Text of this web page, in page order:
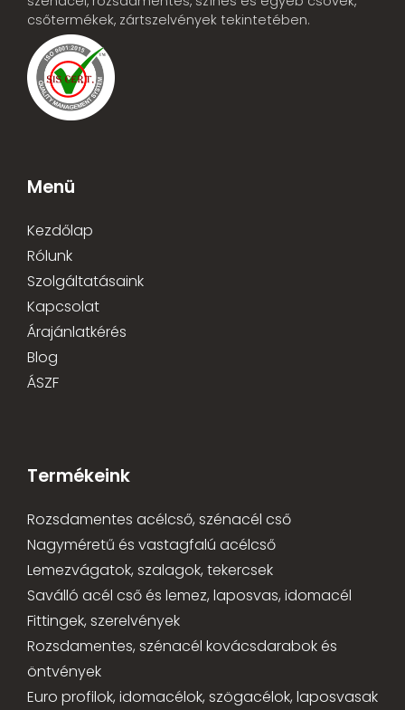
csőtermékek, zártszelvények tekintetében.
Menü
Kezdőlap
Rólunk
Szolgáltatásaink
Kapcsolat
Árajánlatkérés
Blog
ÁSZF
Termékeink
Rozsdamentes acélcső, szénacél cső
Nagyméretű és vastagfalú acélcső
Lemezvágatok, szalagok, tekercsek
Saválló acél cső és lemez, laposvas, idomacél
Fittingek, szerelvények
Rozsdamentes, szénacél kovácsdarabok és
öntvények
Euro profilok, idomacélok, szögacélok, laposvasak